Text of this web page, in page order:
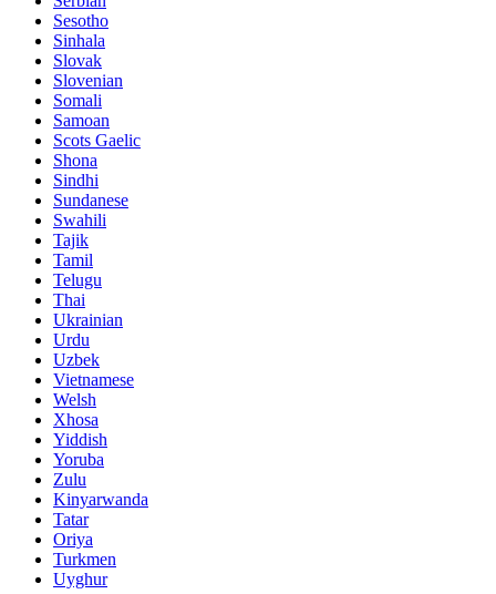
Sesotho
Sinhala
Slovak
Slovenian
Somali
Samoan
Scots Gaelic
Shona
Sindhi
Sundanese
Swahili
Tajik
Tamil
Telugu
Thai
Ukrainian
Urdu
Uzbek
Vietnamese
Welsh
Xhosa
Yiddish
Yoruba
Zulu
Kinyarwanda
Tatar
Oriya
Turkmen
Uyghur